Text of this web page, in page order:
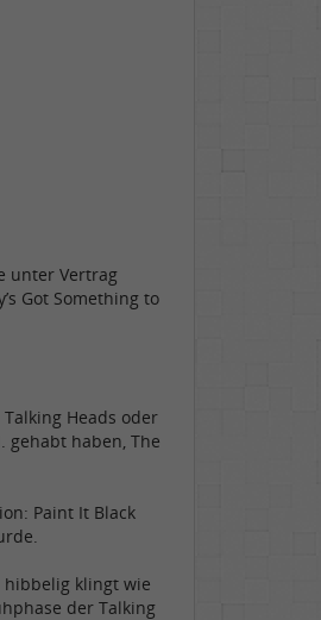
unter Vertrag
Got Something to
Heads oder
gehabt haben, The
Paint It Black
hibbelig klingt wie
der Talking